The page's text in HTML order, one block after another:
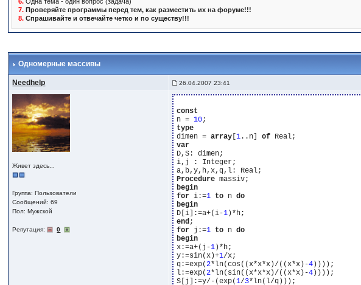
7. Проверяйте программы перед тем, как разместить их на форуме!!!
8. Спрашивайте и отвечайте четко и по существу!!!
Одномерные массивы
Needhelp 26.04.2007 23:41
Живет здесь...
Группа: Пользователи
Сообщений: 69
Пол: Мужской
Репутация: 0
const
n = 10
type
dimen = array [1 ..n] of
var
D,S: dimen;
i,j : Integer;
Procedure
begin
for i:=1 to n do
begin
D[i]:=a+(i-1
end
for j:=1 to n do
begin
x:=a+(j-1 )*h;
y:=sin(x)+1/x;
q:=exp(2*ln(cos((x*x*x)/((x*x)-4 ))));
l:=exp(2*ln(sin((x*x*x)/((x*x)-4 ))));
S[j]:=y/-(exp(1/3